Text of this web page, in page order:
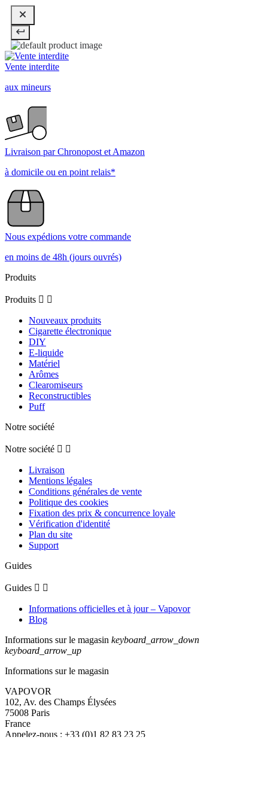
Vente interdite
aux mineurs
Livraison par Chronopost et Amazon
à domicile ou en point relais*
Nous expédions votre commande
en moins de 48h (jours ouvrés)
Produits
Produits  
Nouveaux produits
Cigarette électronique
DIY
E-liquide
Matériel
Arômes
Clearomiseurs
Reconstructibles
Puff
Notre société
Notre société  
Livraison
Mentions légales
Conditions générales de vente
Politique des cookies
Fixation des prix & concurrence loyale
Vérification d'identité
Plan du site
Support
Guides
Guides  
Informations officielles et à jour – Vapovor
Blog
Informations sur le magasin keyboard_arrow_down
keyboard_arrow_up
Informations sur le magasin
VAPOVOR
102, Av. des Champs Élysées
75008 Paris
France
Appelez-nous : +33 (0)1 82 83 23 25